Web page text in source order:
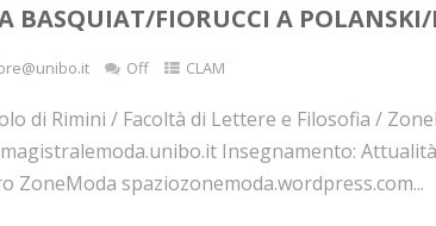
BASQUIAT/FIORUCCI A
Off CLAM
di Rimini / Facoltà di Lettere e Filosofia /
Insegnamento:
ZoneModa spaziozonemoda.wordpress.com...